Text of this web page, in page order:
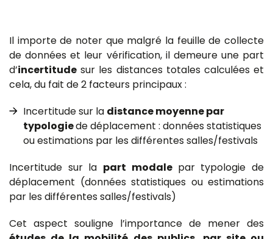
Il importe de noter que malgré la feuille de collecte
de données et leur vérification, il demeure une part
d’incertitude sur les distances totales calculées et
cela, du fait de 2 facteurs principaux :
Incertitude sur la distance moyenne par
typologiede déplacement : données statistiques
ou estimations par les différentes salles/festivals
Incertitude sur la part modale par typologie de
déplacement (données statistiques ou estimations
par les différentes salles/festivals)
Cet aspect souligne l’importance de mener des